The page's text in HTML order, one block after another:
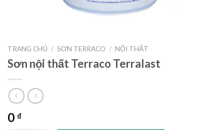
TRANG CHỦ / SƠN TERRACO / NỘI THẤT
Sơn nội thất Terraco Terralast
0 ₫